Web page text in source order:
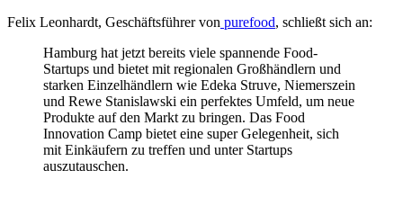
Felix Leonhardt, Geschäftsführer von purefood, schließt sich an:
Hamburg hat jetzt bereits viele spannende Food-
Startups und bietet mit regionalen Großhändlern und
starken Einzelhändlern wie Edeka Struve, Niemerszein
und Rewe Stanislawski ein perfektes Umfeld, um neue
Produkte auf den Markt zu bringen. Das Food
Innovation Camp bietet eine super Gelegenheit, sich
mit Einkäufern zu treffen und unter Startups
auszutauschen.